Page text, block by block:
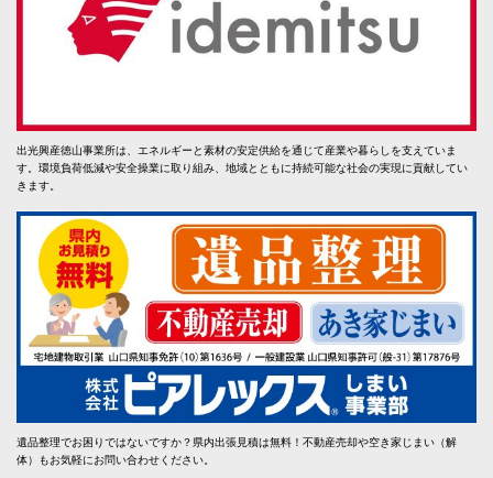
出光興産徳山事業所は、エネルギーと素材の安定供給を通じて産業や暮らしを支えていま
す。環境負荷低減や安全操業に取り組み、地域とともに持続可能な社会の実現に貢献してい
きます。
遺品整理でお困りではないですか？県内出張見積は無料！不動産売却や空き家じまい（解
体）もお気軽にお問い合わせください。